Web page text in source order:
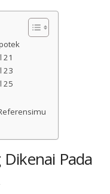
21
23
25
Pada